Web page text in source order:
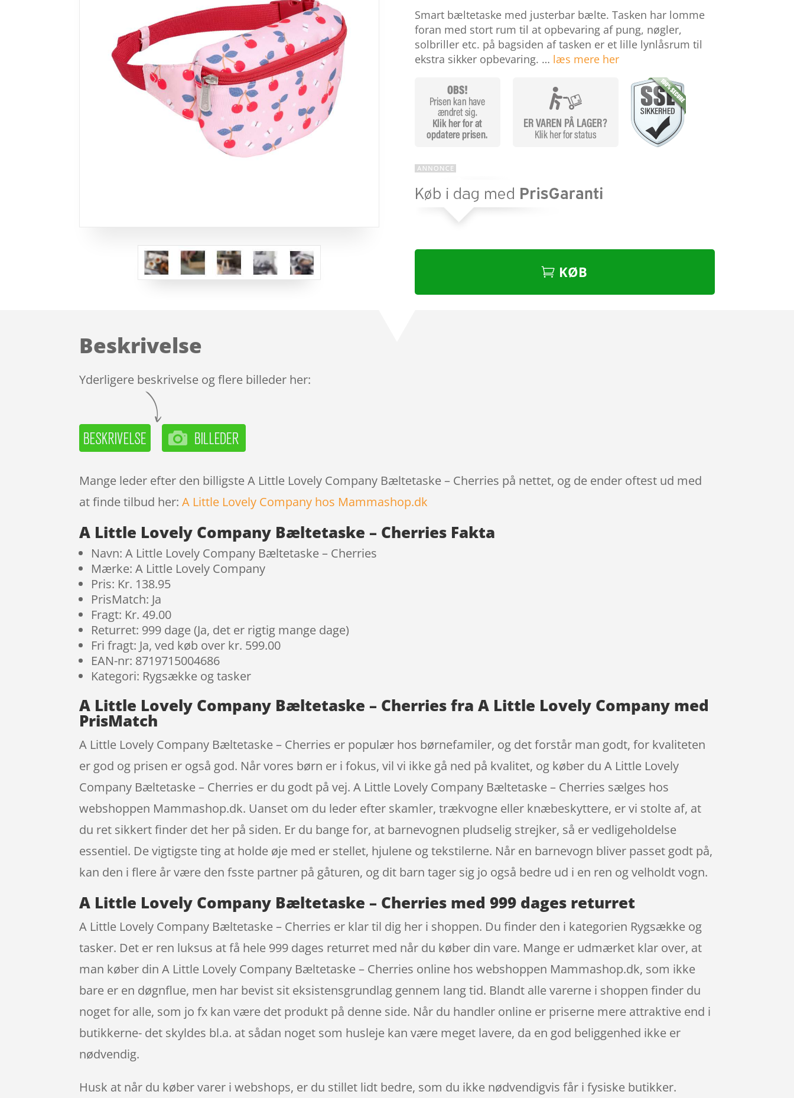
ud af 5
baseret på
kundebedøm
melser
Smart bæltetaske med justerbar bælte. Tasken har lomme
foran med stort rum til at opbevaring af pung, nøgler,
solbriller etc. på bagsiden af tasken er et lille lynlåsrum til
ekstra sikker opbevaring. … læs mere her
KØB
Beskrivelse
Yderligere beskrivelse og flere billeder her:
Mange leder efter den billigste A Little Lovely Company Bæltetaske – Cherries på nettet, og de ender oftest ud med
at finde tilbud her:A Little Lovely Company hos Mammashop.dk
A Little Lovely Company Bæltetaske – Cherries Fakta
Navn: A Little Lovely Company Bæltetaske – Cherries
Mærke: A Little Lovely Company
Pris: Kr. 138.95
PrisMatch: Ja
Fragt: Kr. 49.00
Returret: 999 dage (Ja, det er rigtig mange dage)
Fri fragt: Ja, ved køb over kr. 599.00
EAN-nr: 8719715004686
Kategori: Rygsække og tasker
A Little Lovely Company Bæltetaske – Cherries fra A Little Lovely Company med
PrisMatch
A Little Lovely Company Bæltetaske – Cherries er populær hos børnefamiler, og det forstår man godt, for kvaliteten
er god og prisen er også god. Når vores børn er i fokus, vil vi ikke gå ned på kvalitet, og køber du A Little Lovely
Company Bæltetaske – Cherries er du godt på vej. A Little Lovely Company Bæltetaske – Cherries sælges hos
webshoppen Mammashop.dk. Uanset om du leder efter skamler, trækvogne eller knæbeskyttere, er vi stolte af, at
du ret sikkert finder det her på siden. Er du bange for, at barnevognen pludselig strejker, så er vedligeholdelse
essentiel. De vigtigste ting at holde øje med er stellet, hjulene og tekstilerne. Når en barnevogn bliver passet godt på,
kan den i flere år være den fsste partner på gåturen, og dit barn tager sig jo også bedre ud i en ren og velholdt vogn.
A Little Lovely Company Bæltetaske – Cherries med 999 dages returret
A Little Lovely Company Bæltetaske – Cherries er klar til dig her i shoppen. Du finder den i kategorien Rygsække og
tasker. Det er ren luksus at få hele 999 dages returret med når du køber din vare. Mange er udmærket klar over, at
man køber din A Little Lovely Company Bæltetaske – Cherries online hos webshoppen Mammashop.dk, som ikke
bare er en døgnflue, men har bevist sit eksistensgrundlag gennem lang tid. Blandt alle varerne i shoppen finder du
noget for alle, som jo fx kan være det produkt på denne side. Når du handler online er priserne mere attraktive end i
butikkerne- det skyldes bl.a. at sådan noget som husleje kan være meget lavere, da en god beliggenhed ikke er
nødvendig.
Husk at når du køber varer i webshops, er du stillet lidt bedre, som du ikke nødvendigvis får i fysiske butikker.